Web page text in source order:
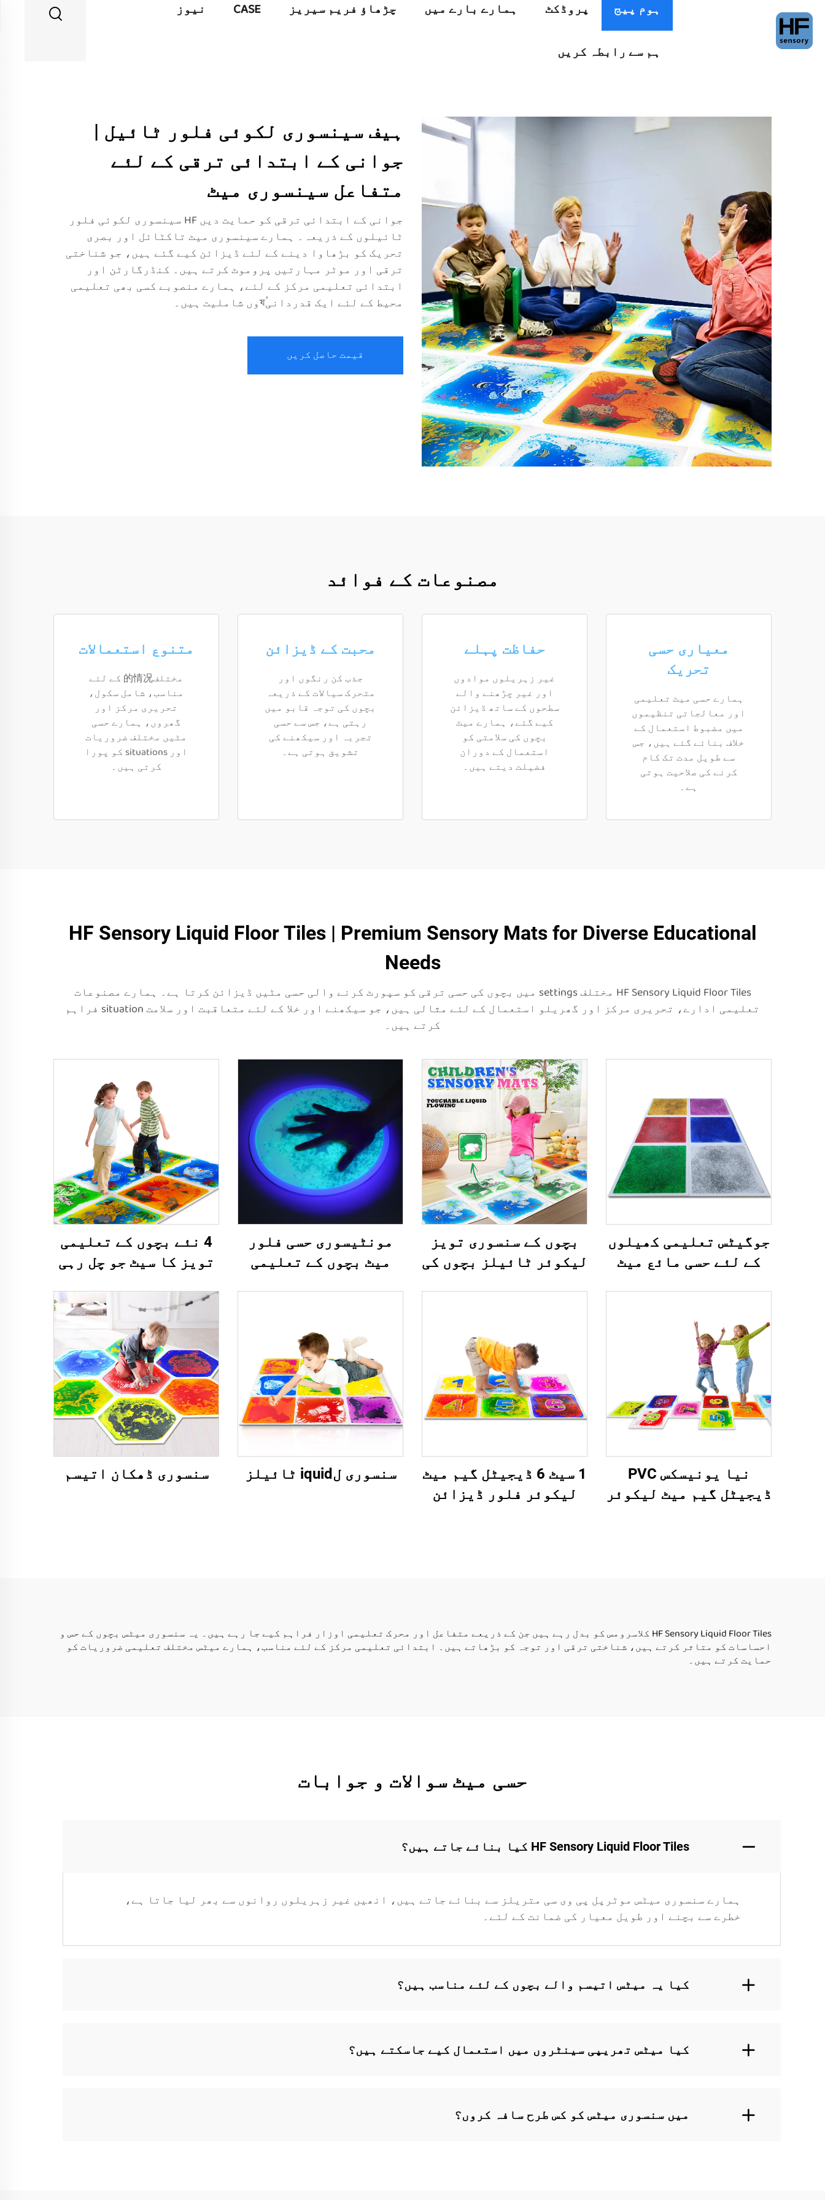
ہوم پیج پروڈکٹ ہمارے بارے میں چڑھاؤ فریم سیریز CASE نیوز
ہم سے رابطہ کریں
ہیف سینسوری لکوئی فلور ٹائیل |
جوانی کے ابتدائی ترقی کے لئے
متفاعل سینسوری میٹ
جوانی کے ابتدائی ترقی کو حمایت دیں HF سینسوری لکوئی فلور
ٹائیلوں کے ذریعہ۔ ہمارے سینسوری میٹ تاکٹائل اور بصری
تحریک کو بڑھاوا دینے کے لئے ڈیزائن کیے گئے ہیں، جو شناختی
ترقی اور موٹر مہارتیں پروموٹ کرتے ہیں۔ کنڈرگارٹن اور
ابتدائی تعلیمی مرکز کے لئے، ہمارے منصوبے کسی بھی تعلیمی
محیط کے لئے ایک قدردانیযُوں شاملیت ہیں۔
قیمت حاصل کریں
مصنوعات کے فوائد
معیاری حسی
تحریک
ہمارے حسی میٹ تعلیمی
اور معالجاتی تنظیموں
میں مضبوط استعمال کے
خلاف بنائے گئے ہیں، جس
سے طویل مدت تک کام
کرنے کی صلاحیت ہوتی
ہے۔
حفاظت پہلے
غیر زہریلوں موادوں
اور غیر چڑھنے والے
سطحوں کے ساتھ ڈیزائن
کیے گئے، ہمارے میٹ
بچوں کی سلامتی کو
استعمال کے دوران
فضیلت دیتے ہیں۔
محبت کے ڈیزائن
جذب کن رنگوں اور
متحرک سیالات کے ذریعہ
بچوں کی توجہ قابو میں
رہتی ہے، جس سے حسی
تجربہ اور سیکھنے کی
تشویق ہوتی ہے۔
متنوع استعمالات
مختلف的情况 کے لئے
مناسب، شامل سکول،
تحریری مرکز اور
گھروں، ہمارے حسی
مٹیں مختلف ضروریات
اور situations کو پورا
کرتی ہیں۔
HF Sensory Liquid Floor Tiles | Premium Sensory Mats for Diverse Educational
Needs
HF Sensory Liquid Floor Tiles مختلف settings میں بچوں کی حسی ترقی کو سپورٹ کرنے والی حسی مٹیں ڈیزائن کرتا ہے۔ ہمارے مصنوعات
تعلیمی ادارے، تحریری مرکز اور گھریلو استعمال کے لئے مثالی ہیں، جو سیکھنے اور خلا کے لئے متعاقبت اور سلامت situation فراہم
کرتے ہیں۔
جوگیٹس تعلیمی کھیلوں
کے لئے حسی مائع میٹ
بچوں کے لئے
بچوں کے سنسوری تويز
لیکوئر ٹائیلز بچوں کی
سکتا ہے سنسوری میٹس
مونٹیسوری حسی فلور
میٹ بچوں کے تعلیمی
خیلوں کے لئے
4 نئے بچوں کے تعلیمی
تويز کا سیٹ جو چل رہی
چھاپے والے بچوں کے
کھیل میٹ بچوں کے لئے
لیکوئر فلور ٹائیلز
نیا یونیسکس PVC
ڈیجیٹل گیم میٹ لیکوئر
1 سیٹ 6 ڈیجیٹل گیم میٹ
لیکوئر فلور ڈیزائن
سنسوری لiquid ٹائیلز سنسوری ڈھکان اتیسم
HF Sensory Liquid Floor Tiles کلاسرومس کو بدل رہے ہیں جن کے ذریعے متفاعل اور محرک تعلیمی اوزار فراہم کیے جا رہے ہیں۔ یہ سنسوری میٹس بچوں کے حس و
احساسات کو متاثر کرتے ہیں، شناختی ترقی اور توجہ کو بڑھاتے ہیں۔ ابتدائی تعلیمی مرکز کے لئے مناسب، ہمارے میٹس مختلف تعلیمی ضروریات کو
حمایت کرتے ہیں۔
حسی میٹ سوالات و جوابات
HF Sensory Liquid Floor Tiles کیا بنائے جاتے ہیں؟
ہمارے سنسوری میٹس موٹرپل پی وی سی متریلز سے بنائے جاتے ہیں، انھیں غیر زہریلوں روانوں سے بھر لیا جاتا ہے،
خطرے سے بچنے اور طویل معیار کی ضمانت کے لئے۔
کیا یہ میٹس اتیسم والے بچوں کے لئے مناسب ہیں؟
کیا میٹس تھریپی سینٹروں میں استعمال کیے جاسکتے ہیں؟
میں سنسوری میٹس کو کس طرح سافہ کروں؟